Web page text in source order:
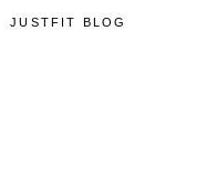
JUSTFIT BLOG